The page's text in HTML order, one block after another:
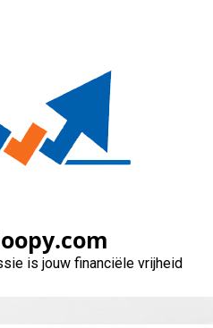
is jouw financiële vrijheid